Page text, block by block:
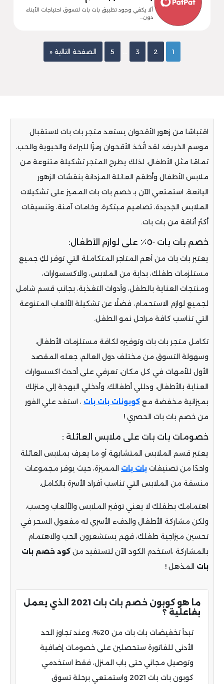
ألا يكفي وجود تطبيق بات بات لتسوق احتياجات الأبناء
دون…
1
2
3
5 الصفحة التالية «
اقتباسًا من زهور الأقحوان يستعد متجر بات بات لاستقبال
موسم الخريف، لقد اتُخِذ الأقحوان رمزًا للبراءة والحيوية والحب،
تمامًا مثل الأطفال، لذلك يطرح المتجر تشكيلة متنوعة من
ملابس الأطفال وأطقم العائلة المزدانة بنقشات الزهور
اليانعة، استمتعي الآن بـ خصم بات بات المميز على تشكيلات
الملابس الجديدة، تصاميم مبتكرة، وخامات آمنة، وتنسيقات
أكثر أناقة من بات بات.
خصم بات بات ٥٠٪ على لوازم الأطفال:
يعتبر بات بات من أهم المتاجر المتكاملة التي توفر لكِ جميع
مستلزمات طفلك، بداية من الملابس، والاكسسوارات،
ومنتجات العناية بالطفل، وأدوات التغذية، بجانب قسم شامل
لجميع لوازم الاستحمام، فضلًا عن تشكيلة الألعاب المتنوعة
التي تناسب كافة مراحل نمو الطفل.
تكامل متجر بات بات وتوفيره لكافة مستلزمات الأطفال،
وسهولة التسوق من مختلف دول العالم، جعله المقصد
الأول للأمهات في كل مكان، تعرفي على أحدث اكسسوارات
العناية بالأطفال، ودللي أطفالك، وأدخلي البهجة إلى منزلك
بميزانية مخفضة مع كوبونات بات بات ، استفد علي الفور
من خصم بات بات الحصري !
خصومات بات بات على ملابس العائلة :
يعتبر قسم الملابس المتشابهة أو ما يعرف بملابس العائلة
واحدًا من تصنيفات بات بات المميزة، حيث يوفر مجموعات
منسقة من الملابس التي تناسب أفراد الأسرة بالكامل.
اهتمامك بطفلك لا يعني توفير الملابس والألعاب وحسب،
ولكن مشاركة الأطفال والدفء الأسري له مفعول السحر في
تحسين ميزاجية طفلك، فهم يستشعرون الحب والاهتمام
بالمشاركة ،استخدم الكود الآن لتستفيد من كود خصم بات
بات المذهل !
ما هو كوبون خصم بات بات 2021 الذي يعمل
بفاعلية ؟
تبدأ تخفيضات بات بات من 20%، وعند تجاوز الحد
الأدنى للفاتورة ستحصلين على خصومات إضافية
وتوصيل مجاني حتى باب المنزل، فقط استخدمي
كوبون بات بات 2021 واستمتعي برحلة تسوق